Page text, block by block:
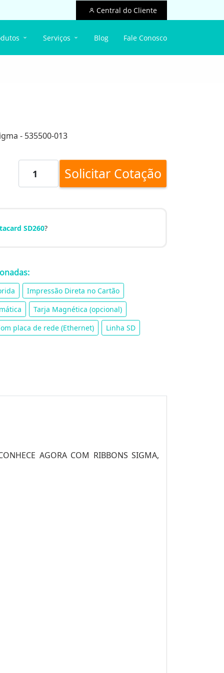
Central do Cliente
Serviços Blog Fale Conosco
- 535500-013
Solicitar Cotação
SD260?
Impressão Direta no Cartão
Tarja Magnética (opcional)
placa de rede (Ethernet)
Linha SD
AGORA COM RIBBONS SIGMA,